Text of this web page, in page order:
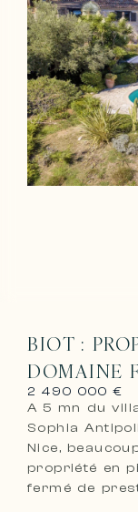
BIOT :
DOMAINE
2 490 000 €
A 5 mn du
Sophia
Nice,
propriété en
fermé de